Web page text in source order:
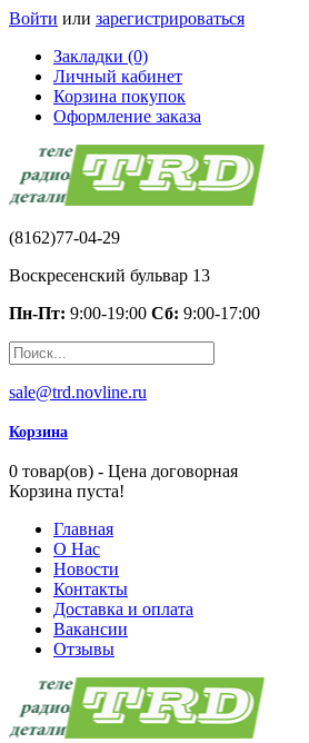
Войти или зарегистрироваться
Закладки (0)
Личный кабинет
Корзина покупок
Оформление заказа
(8162)77-04-29
Воскресенский бульвар 13
Пн-Пт: 9:00-19:00 Сб: 9:00-17:00
sale@trd.novline.ru
Корзина
0 товар(ов) - Цена договорная
Корзина пуста!
Главная
О Нас
Новости
Контакты
Доставка и оплата
Вакансии
Отзывы